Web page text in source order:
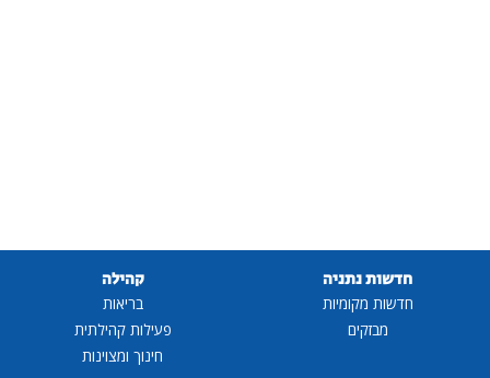
חדשות נתניה
חדשות מקומיות
מבזקים
קהילה
בריאות
פעילות קהילתית
חינוך ומצוינות